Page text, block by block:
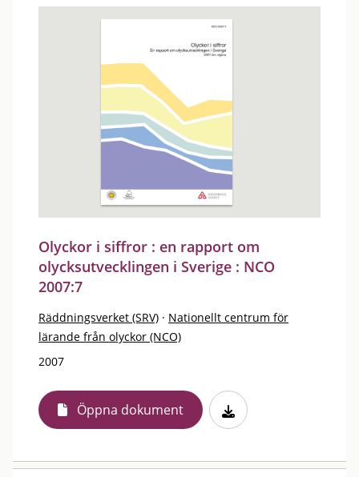
Olyckor i siffror : en rapport om
olycksutvecklingen i Sverige : NCO
2007:7
Räddningsverket (SRV) · Nationellt centrum för
lärande från olyckor (NCO)
2007
Öppna dokument